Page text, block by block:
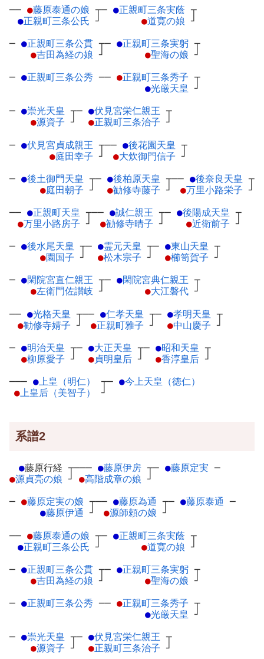
── ●藤原泰通の娘 ┬
●正親町三条公氏 ┘
─ ●正親町三条実蔭 ┬
●道寛の娘 ┘
─ ●正親町三条公貫 ┬
●吉田為経の娘 ┘
─ ●正親町三条実躬 ┬
●聖海の娘 ┘
─ ●正親町三条公秀 ── ●正親町三条秀子 ┬
●光厳天皇 ┘
─ ●崇光天皇 ┬
●源資子 ┘
─ ●伏見宮栄仁親王 ┬
●正親町三条治子 ┘
─ ●伏見宮貞成親王 ┬
●庭田幸子 ┘
── ●後花園天皇 ┬
●大炊御門信子 ┘
─ ●後土御門天皇 ┬
●庭田朝子 ┘
─ ●後柏原天皇 ┬
●勧修寺藤子 ┘
── ●後奈良天皇 ┬
●万里小路栄子 ┘
── ●正親町天皇 ┬
●万里小路房子 ┘
── ●誠仁親王 ┬
●勧修寺晴子 ┘
─ ●後陽成天皇 ┬
●近衛前子 ┘
─ ●後水尾天皇 ┬
●園国子 ┘
─ ●霊元天皇 ┬
●松木宗子 ┘
─ ●東山天皇 ┬
●櫛笥賀子 ┘
─ ●閑院宮直仁親王 ┬
●左衛門佐讃岐 ┘
─ ●閑院宮典仁親王 ┬
●大江磐代 ┘
── ●光格天皇 ┬
●勧修寺婧子 ┘
── ●仁孝天皇 ┬
●正親町雅子 ┘
─ ●孝明天皇 ┬
●中山慶子 ┘
─ ●明治天皇 ┬
●柳原愛子 ┘
─ ●大正天皇 ┬
●貞明皇后 ┘
─ ●昭和天皇 ┬
●香淳皇后 ┘
─── ●上皇（明仁）
┬
●上皇后（美智子） ┘
─ ●今上天皇（徳仁）
系譜2
●藤原行経 ┬
●源貞亮の娘 ┘
─── ●藤原伊房 ┬
●高階成章の娘 ┘
─ ●藤原定実 ─
─ ●藤原定実の娘 ┬
●藤原伊通 ┘
── ●藤原為通 ┬
●源師頼の娘 ┘
─ ●藤原泰通 ─
── ●藤原泰通の娘 ┬
●正親町三条公氏 ┘
─ ●正親町三条実蔭 ┬
●道寛の娘 ┘
─ ●正親町三条公貫 ┬
●吉田為経の娘 ┘
─ ●正親町三条実躬 ┬
●聖海の娘 ┘
─ ●正親町三条公秀 ── ●正親町三条秀子 ┬
●光厳天皇 ┘
─ ●崇光天皇 ┬
●源資子 ┘
─ ●伏見宮栄仁親王 ┬
●正親町三条治子 ┘